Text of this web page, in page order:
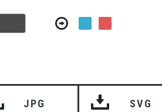
JPG SVG